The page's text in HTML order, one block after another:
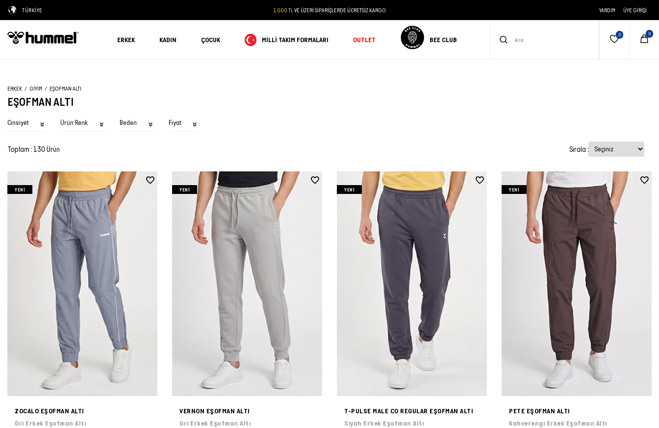
TÜRKİYE 1.000 TL VE ÜZERİ SİPARİŞLERDE ÜCRETSİZ KARGO YARDIM ÜYE GIRIŞI
ERKEK KADIN ÇOCUK MILLI TAKIM FORMALARI OUTLET BEE CLUB
ERKEK GIYIM EŞOFMAN ALTI
EŞOFMAN ALTI
Cinsiyet Ürün Renk Beden Fiyat
Toplam : 130 Ürün Sırala :
YENI
ZOCALO EŞOFMAN ALTI
Gri Erkek Eşofman Altı
YENI
VERNON EŞOFMAN ALTI
Gri Erkek Eşofman Altı
YENI
T-PULSE MALE CO REGULAR EŞOFMAN ALTI
Siyah Erkek Eşofman Altı
YENI
PETE EŞOFMAN ALTI
Kahverengi Erkek Eşofman Altı